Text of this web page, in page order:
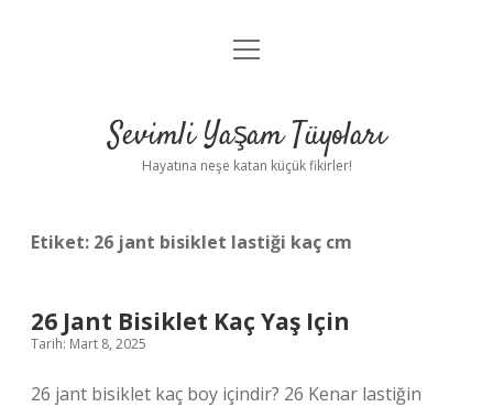
Anasayfa
Yasal Uyarı
menüyü
Sevimli Yaşam Tüyoları
Hayatına neşe katan küçük fikirler!
Etiket: 26 jant bisiklet lastiği kaç cm
26 Jant Bisiklet Kaç Yaş Için
Tarih: Mart 8, 2025
26 jant bisiklet kaç boy içindir? 26 Kenar lastiğin